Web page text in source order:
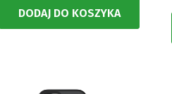
DODAJ DO KOSZYKA